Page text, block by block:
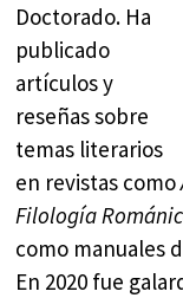
Doctorado. Ha
publicado
artículos y
reseñas sobre
temas literarios
en revistas como
Filología
como manuales
En 2020 fue